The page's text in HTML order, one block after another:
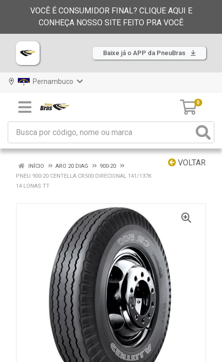
VOCÊ É CONSUMIDOR FINAL? CLIQUE AQUI E
CONHEÇA NOSSO SITE FEITO PRA VOCÊ
Baixe já o APP da PneuBras
Pernambuco
0
VOLTAR
INÍCIO ARO 20 DIAG
900-20
PNEU 900-20 CENTELLA CR500 DIRECIONAL 141/137K
14 LONAS TT